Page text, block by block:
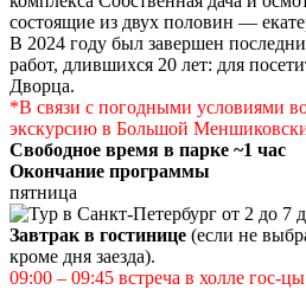
состоящие из двух половин —
В 2024 году был завершен
работ, длившихся 20 лет: для
Дворца.
*В связи с погодными условиями
экскурсию в Большой
Свободное время в парке ~1 час
Окончание программы
пятница
Завтрак в гостинице (если не
кроме дня заезда).
09:00 – 09:45 встреча в холле гос-